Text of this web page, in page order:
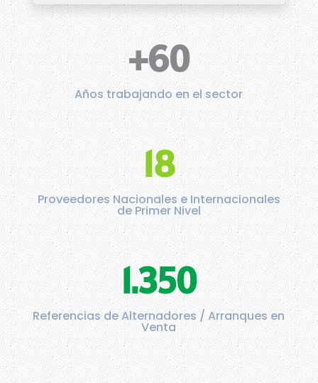
+60
Años trabajando en el sector
18
Proveedores Nacionales e Internacionales
de Primer Nivel
1.350
Referencias de Alternadores / Arranques en
Venta